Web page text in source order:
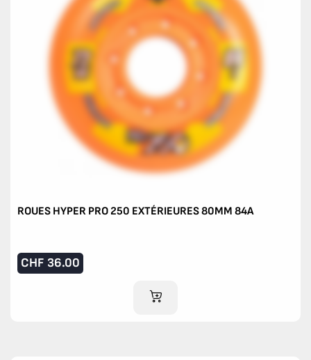
ROUES HYPER PRO 250 EXTÉRIEURES 80MM 84A
CHF 36.00
AJOUTER AU PANIER